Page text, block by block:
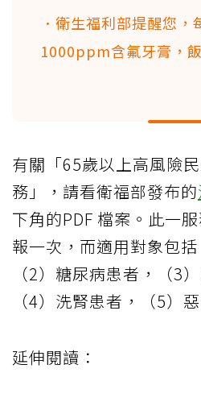
．衛生福利部提醒您，
1000ppm含氟牙膏，
有關「65歲以上高風險
務」，請看衛福部發布的
下角的PDF 檔案。此一
報一次，而適用對象包
（2）糖尿病患者，（3
（4）洗腎患者，（5）
延伸閱讀：